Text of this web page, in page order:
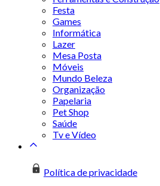
Festa
Games
Informática
Lazer
Mesa Posta
Móveis
Mundo Beleza
Organização
Papelaria
Pet Shop
Saúde
Tv e Vídeo
Política de privacidade